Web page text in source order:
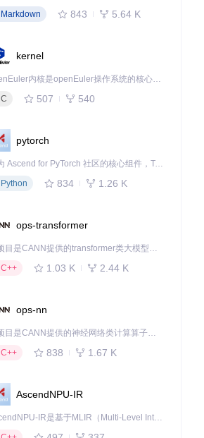
Markdown
843 5.64 K
kernel
openEuler内核是openEuler操作系统的核心，既是系统性能与稳定性的基石，也是连接处理器、设备与服务的桥梁。
C
507 540
pytorch
作为 Ascend for PyTorch 社区的核心组件，TorchNPU 是昇腾专为 PyTorch 打造的深度学习适配插件，使 PyTorch 框架能够直接调用昇腾 NPU，为开发者提供昇腾 AI 处理器的超强算力。
Python
834 1.26 K
ops-transformer
本项目是CANN提供的transformer类大模型算子库，实现网络在NPU上加速计算。
C++
1.03 K 2.44 K
ops-nn
本项目是CANN提供的神经网络类计算算子库，实现网络在NPU上加速计算。
C++
838 1.67 K
AscendNPU-IR
AscendNPU-IR是基于MLIR（Multi-Level Intermediate Representation）构建的，面向昇腾亲和算子编译时使用的中间表示，提供昇腾完备表达能力，通过编译优化提升昇腾AI处理器计算效率，支持通过生态框架使能昇腾AI处理器与深度调优